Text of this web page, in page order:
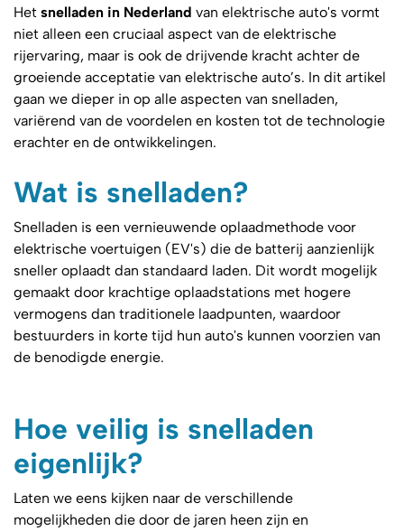
Het snelladen in Nederland van elektrische auto's vormt
niet alleen een cruciaal aspect van de elektrische
rijervaring, maar is ook de drijvende kracht achter de
groeiende acceptatie van elektrische auto’s. In dit artikel
gaan we dieper in op alle aspecten van snelladen,
variërend van de voordelen en kosten tot de technologie
erachter en de ontwikkelingen.
Wat is snelladen?
Snelladen is een vernieuwende oplaadmethode voor
elektrische voertuigen (EV's) die de batterij aanzienlijk
sneller oplaadt dan standaard laden. Dit wordt mogelijk
gemaakt door krachtige oplaadstations met hogere
vermogens dan traditionele laadpunten, waardoor
bestuurders in korte tijd hun auto's kunnen voorzien van
de benodigde energie.
Hoe veilig is snelladen
eigenlijk?
Laten we eens kijken naar de verschillende
mogelijkheden die door de jaren heen zijn en